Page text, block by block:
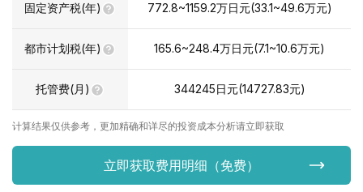
固定资产税(年) 772.8~1159.2万日元(33.1~49.6万元)
都市计划税(年) 165.6~248.4万日元(7.1~10.6万元)
托管费(月) 344245日元(14727.83元)
计算结果仅供参考，更加精确和详尽的投资成本分析请立即获取
立即获取费用明细（免费）